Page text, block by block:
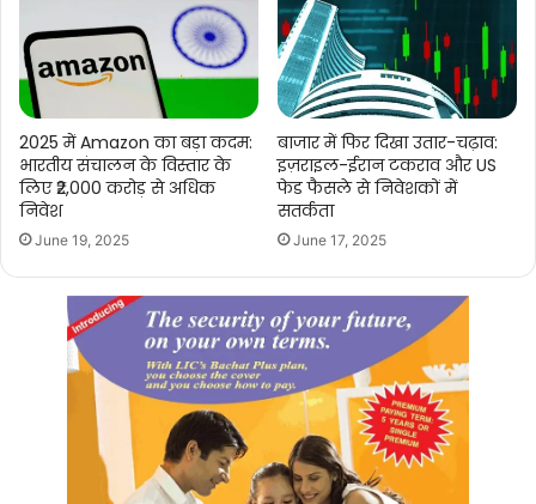
2025 में Amazon का बड़ा कदम:
भारतीय संचालन के विस्तार के
लिए ₹2,000 करोड़ से अधिक
निवेश
June 19, 2025
बाजार में फिर दिखा उतार-चढ़ाव:
इज़राइल-ईरान टकराव और US
फेड फैसले से निवेशकों में
सतर्कता
June 17, 2025